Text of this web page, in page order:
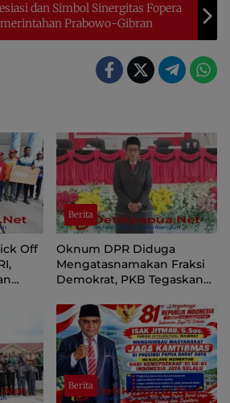
dan Simbol Sinergitas Fopera
Prabowo-Gibran
Off
Berita
Oknum DPR Diduga
Mengatasnamakan Fraksi
Demokrat, PKB Tegaskan
Papua Pegunungan
Berita